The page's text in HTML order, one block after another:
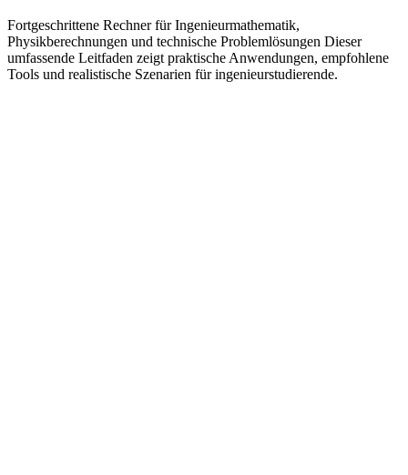
Fortgeschrittene Rechner für Ingenieurmathematik,
Physikberechnungen und technische Problemlösungen Dieser
umfassende Leitfaden zeigt praktische Anwendungen, empfohlene
Tools und realistische Szenarien für ingenieurstudierende.